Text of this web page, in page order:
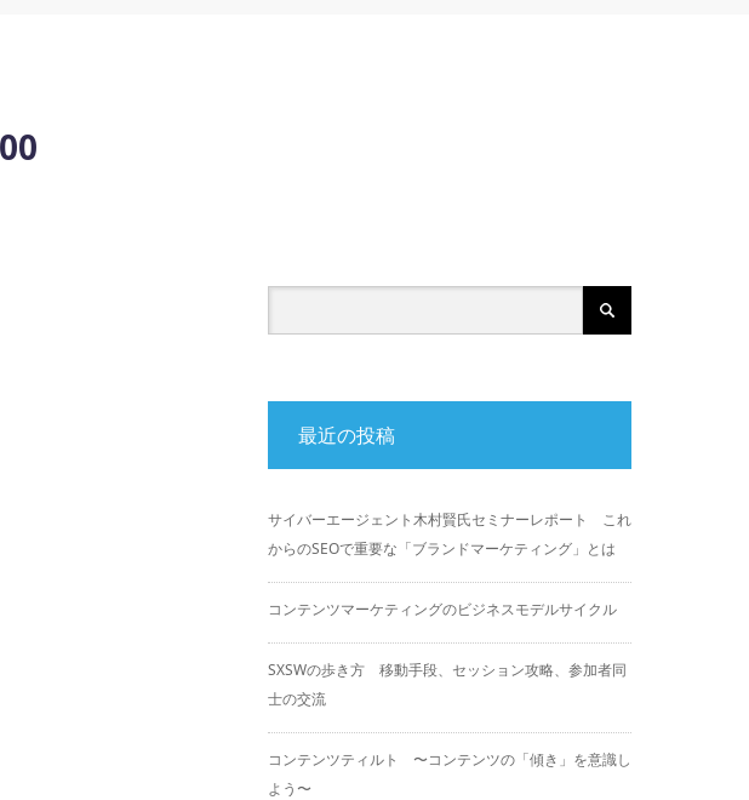
最近の投稿
サイバーエージェント木村賢氏セミナーレポート これ
からのSEOで重要な「ブランドマーケティング」とは
コンテンツマーケティングのビジネスモデルサイクル
SXSWの歩き方 移動手段、セッション攻略、参加者同
士の交流
コンテンツティルト 〜コンテンツの「傾き」を意識し
よう〜